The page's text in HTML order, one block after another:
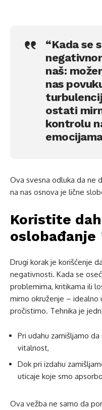
“Kada se
naš:
nas
ostati
kontrolu
Ova svesna odluka da ne
na nas osnova je lične
Koristite
oslobađanje
Drugi korak je korišćenje
negativnosti. Kada se
problemima, kritikama ili
mirno okruženje –
pročistimo. Tehnika je
Pri udahu zamišljamo
vitalnost,
Dok pri izdahu
uticaje koje smo
Ova vežba ne samo da